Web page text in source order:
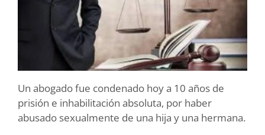
Un abogado fue condenado hoy a 10 años de
prisión e inhabilitación absoluta, por haber
abusado sexualmente de una hija y una hermana.